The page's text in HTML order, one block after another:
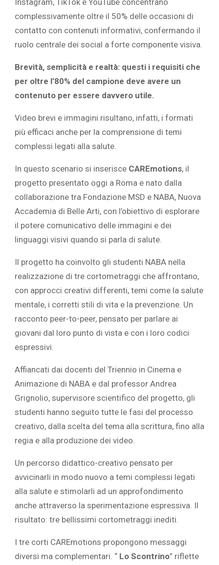
Instagram, TikTok e YouTube concentrano
complessivamente oltre il 50% delle occasioni di
contatto con contenuti informativi, confermando il
ruolo centrale dei social a forte componente visiva.
Brevità, semplicità e realtà: questi i requisiti che
per oltre l’80% del campione deve avere un
contenuto per essere davvero utile.
Video brevi e immagini risultano, infatti, i formati
più efficaci anche per la comprensione di temi
complessi legati alla salute.
In questo scenario si inserisce CAREmotions, il
progetto presentato oggi a Roma e nato dalla
collaborazione tra Fondazione MSD e NABA, Nuova
Accademia di Belle Arti, con l’obiettivo di esplorare
il potere comunicativo delle immagini e dei
linguaggi visivi quando si parla di salute.
Il progetto ha coinvolto gli studenti NABA nella
realizzazione di tre cortometraggi che affrontano,
con approcci creativi differenti, temi come la salute
mentale, i corretti stili di vita e la prevenzione. Un
racconto peer-to-peer, pensato per parlare ai
giovani dal loro punto di vista e con i loro codici
espressivi.
Affiancati dai docenti del Triennio in Cinema e
Animazione di NABA e dal professor Andrea
Grignolio, supervisore scientifico del progetto, gli
studenti hanno seguito tutte le fasi del processo
creativo, dalla scelta del tema alla scrittura, fino alla
regia e alla produzione dei video.
Un percorso didattico-creativo pensato per
avvicinarli in modo nuovo a temi complessi legati
alla salute e stimolarli ad un approfondimento
anche attraverso la sperimentazione espressiva. Il
risultato: tre bellissimi cortometraggi inediti.
I tre corti CAREmotions propongono messaggi
diversi ma complementari. “ Lo Scontrino” riflette